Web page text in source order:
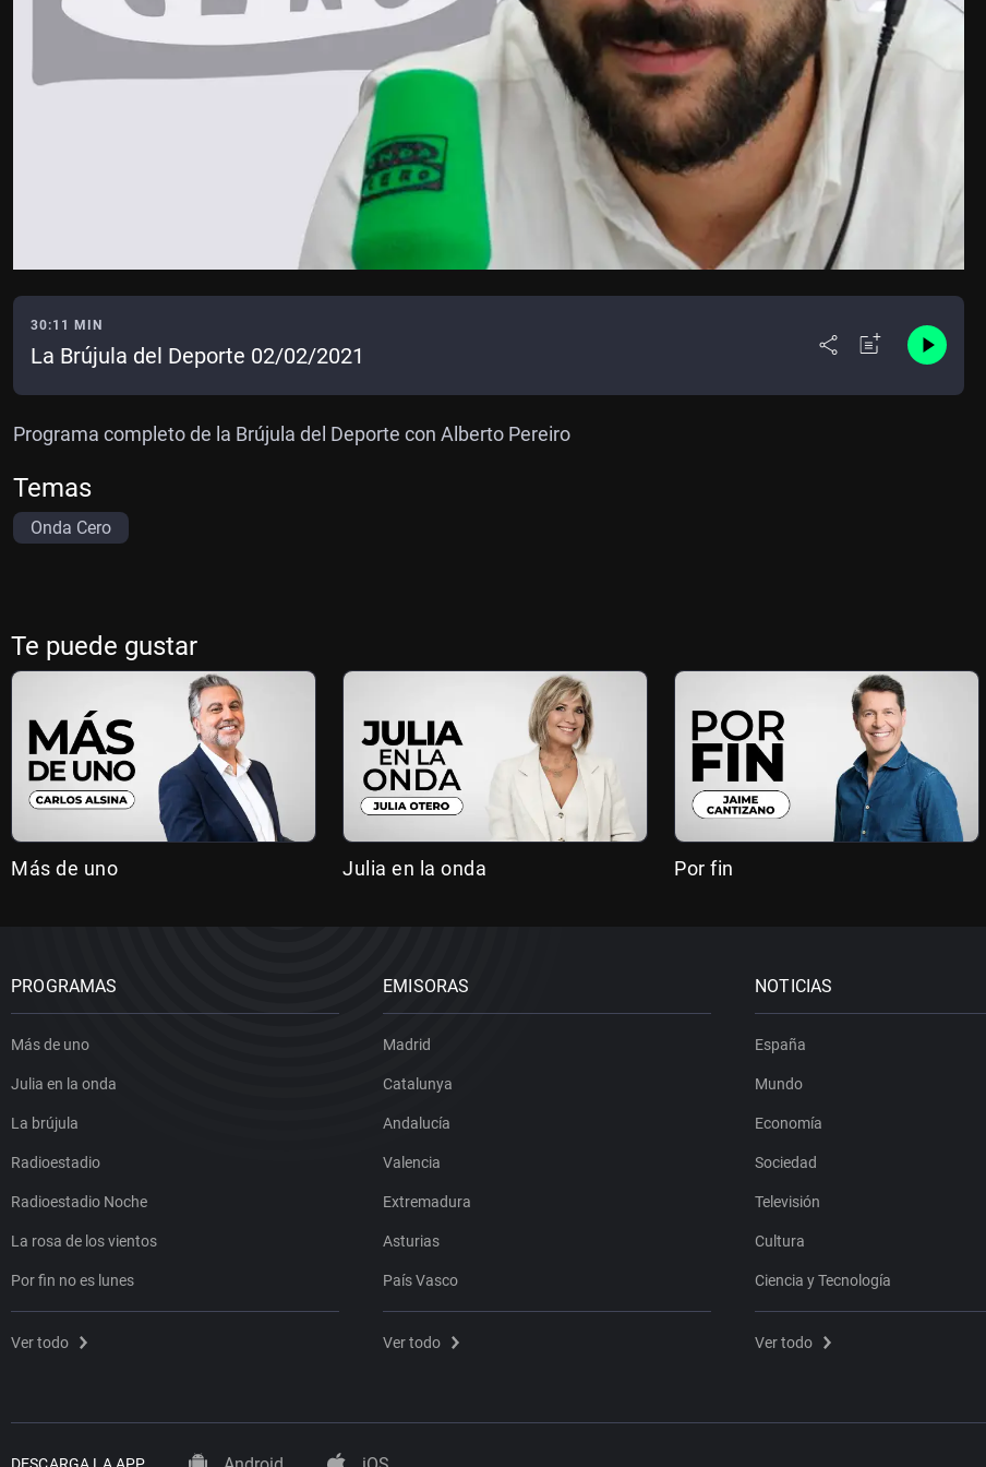
30:11 MIN
La Brújula del Deporte 02/02/2021
Programa completo de la Brújula del Deporte con Alberto Pereiro
Temas
Onda Cero
Te puede gustar
Más de uno Julia en la onda Por fin
PROGRAMAS
Más de uno
Julia en la onda
La brújula
Radioestadio
Radioestadio Noche
La rosa de los vientos
Por fin no es lunes
Ver todo
EMISORAS
Madrid
Catalunya
Andalucía
Valencia
Extremadura
Asturias
País Vasco
Ver todo
NOTICIAS
España
Mundo
Economía
Sociedad
Televisión
Cultura
Ciencia y Tecnología
Ver todo